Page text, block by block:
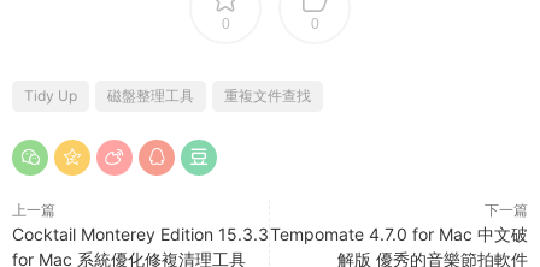
0 0
Tidy Up 磁盤整理工具 重複文件查找
上一篇
Cocktail Monterey Edition 15.3.3
for Mac 系統優化修複清理工具
下一篇
Tempomate 4.7.0 for Mac 中文破
解版 優秀的音樂節拍軟件